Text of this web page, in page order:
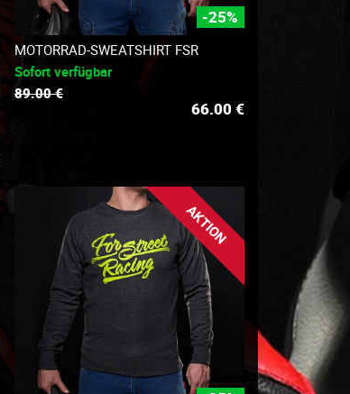
-25%
MOTORRAD-SWEATSHIRT FSR
Sofort verfügbar
89.00 €
66.00€
AKTION